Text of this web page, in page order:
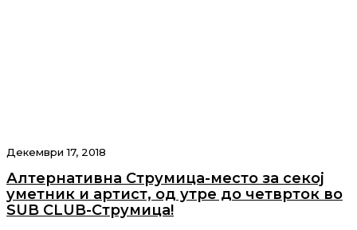
Декември 17, 2018
Алтернативна Струмица-место за секој
уметник и артист, од утре до четврток во
SUB CLUB-Струмица!